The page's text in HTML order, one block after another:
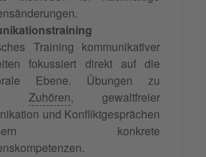
Training kommunikativer
fokussiert direkt auf die
Ebene. Übungen zu
Zuhören, gewaltfreier
und Konfliktgesprächen
konkrete